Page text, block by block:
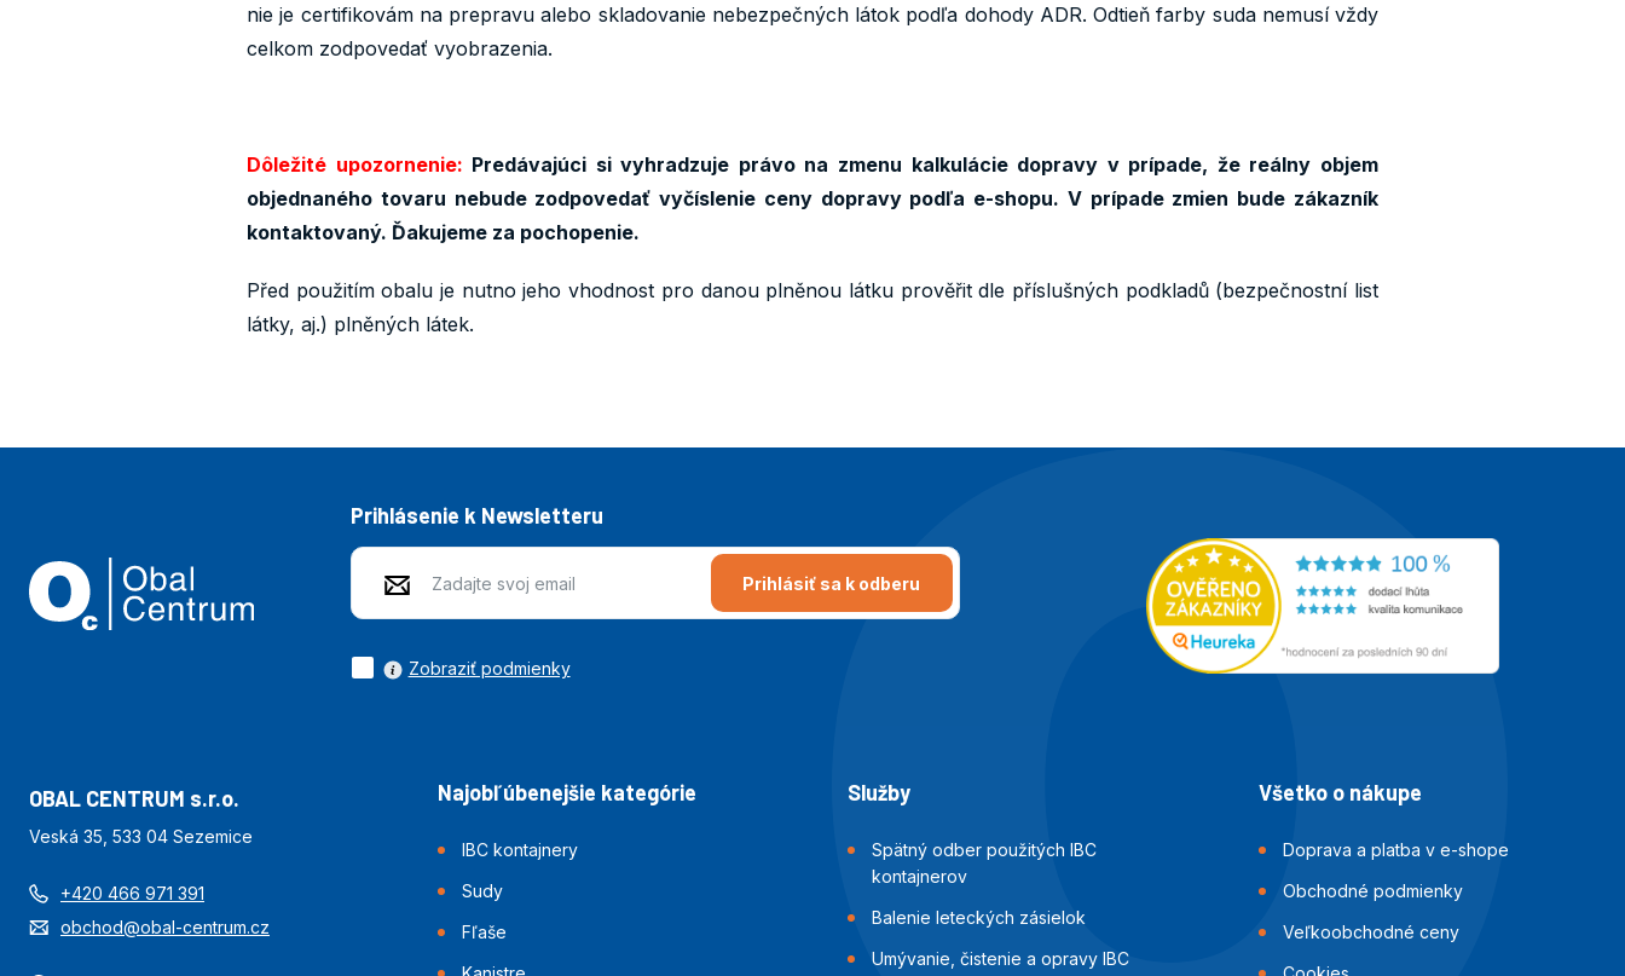
nie je certifikovám na prepravu alebo skladovanie nebezpečných látok podľa dohody ADR. Odtieň farby suda nemusí vždy
celkom zodpovedať vyobrazenia.
Dôležité upozornenie: Predávajúci si vyhradzuje právo na zmenu kalkulácie dopravy v prípade, že reálny objem
objednaného tovaru nebude zodpovedať vyčíslenie ceny dopravy podľa e-shopu. V prípade zmien bude zákazník
kontaktovaný. Ďakujeme za pochopenie.
Před použitím obalu je nutno jeho vhodnost pro danou plněnou látku prověřit dle příslušných podkladů (bezpečnostní list
látky, aj.) plněných látek.
Prihlásenie k Newsletteru
Prihlásiť sa k odberu
Zobraziť podmienky
OBAL CENTRUM s.r.o.
Veská 35, 533 04 Sezemice
+420 466 971 391
obchod@obal-centrum.cz
Najobľúbenejšie kategórie
IBC kontajnery
Sudy
Fľaše
Služby
Spätný odber použitých IBC
kontajnerov
Balenie leteckých zásielok
Umývanie, čistenie a opravy IBC
Všetko o nákupe
Doprava a platba v e-shope
Obchodné podmienky
Veľkoobchodné ceny